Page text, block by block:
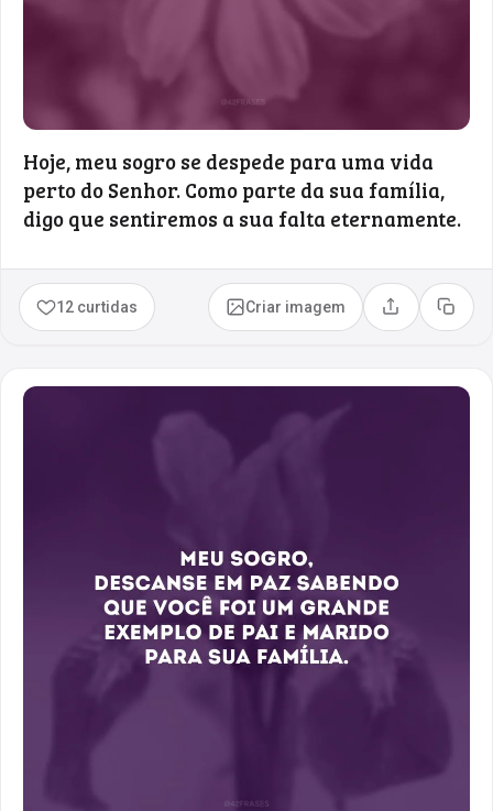
Hoje, meu sogro se despede para uma vida
perto do Senhor. Como parte da sua família,
digo que sentiremos a sua falta eternamente.
12 curtidas Criar imagem Compartilhar
Copiar